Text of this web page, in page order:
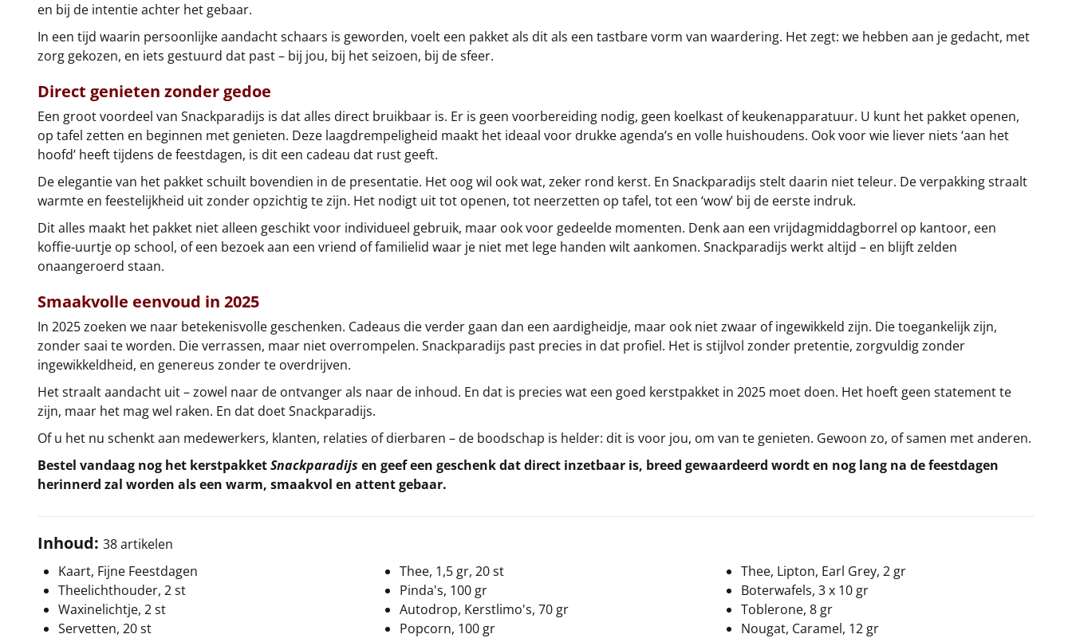
en bij de intentie achter het gebaar.
In een tijd waarin persoonlijke aandacht schaars is geworden, voelt een pakket als dit als een tastbare vorm van waardering. Het zegt: we hebben aan je gedacht, met
zorg gekozen, en iets gestuurd dat past – bij jou, bij het seizoen, bij de sfeer.
Direct genieten zonder gedoe
Een groot voordeel van Snackparadijs is dat alles direct bruikbaar is. Er is geen voorbereiding nodig, geen koelkast of keukenapparatuur. U kunt het pakket openen,
op tafel zetten en beginnen met genieten. Deze laagdrempeligheid maakt het ideaal voor drukke agenda’s en volle huishoudens. Ook voor wie liever niets ‘aan het
hoofd’ heeft tijdens de feestdagen, is dit een cadeau dat rust geeft.
De elegantie van het pakket schuilt bovendien in de presentatie. Het oog wil ook wat, zeker rond kerst. En Snackparadijs stelt daarin niet teleur. De verpakking straalt
warmte en feestelijkheid uit zonder opzichtig te zijn. Het nodigt uit tot openen, tot neerzetten op tafel, tot een ‘wow’ bij de eerste indruk.
Dit alles maakt het pakket niet alleen geschikt voor individueel gebruik, maar ook voor gedeelde momenten. Denk aan een vrijdagmiddagborrel op kantoor, een
koffie-uurtje op school, of een bezoek aan een vriend of familielid waar je niet met lege handen wilt aankomen. Snackparadijs werkt altijd – en blijft zelden
onaangeroerd staan.
Smaakvolle eenvoud in 2025
In 2025 zoeken we naar betekenisvolle geschenken. Cadeaus die verder gaan dan een aardigheidje, maar ook niet zwaar of ingewikkeld zijn. Die toegankelijk zijn,
zonder saai te worden. Die verrassen, maar niet overrompelen. Snackparadijs past precies in dat profiel. Het is stijlvol zonder pretentie, zorgvuldig zonder
ingewikkeldheid, en genereus zonder te overdrijven.
Het straalt aandacht uit – zowel naar de ontvanger als naar de inhoud. En dat is precies wat een goed kerstpakket in 2025 moet doen. Het hoeft geen statement te
zijn, maar het mag wel raken. En dat doet Snackparadijs.
Of u het nu schenkt aan medewerkers, klanten, relaties of dierbaren – de boodschap is helder: dit is voor jou, om van te genieten. Gewoon zo, of samen met anderen.
Bestel vandaag nog het kerstpakketSnackparadijs en geef een geschenk dat direct inzetbaar is, breed gewaardeerd wordt en nog lang na de feestdagen
herinnerd zal worden als een warm, smaakvol en attent gebaar.
Inhoud: 38 artikelen
Kaart, Fijne Feestdagen
Theelichthouder, 2 st
Waxinelichtje, 2 st
Servetten, 20 st
Thee, 1,5 gr, 20 st
Pinda's, 100 gr
Autodrop, Kerstlimo's, 70 gr
Popcorn, 100 gr
Thee, Lipton, Earl Grey, 2 gr
Boterwafels, 3 x 10 gr
Toblerone, 8 gr
Nougat, Caramel, 12 gr